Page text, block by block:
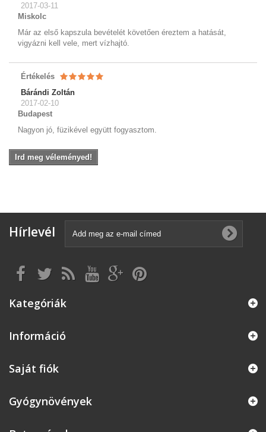
2017-03-11
Miskolc
Már az első kapszula bevételét követően éreztem a hatását,
vigyázni kell vele, mert vízhajtó.
Értékelés
Bárándi Zoltán
2017-02-10
Budapest
Nagyon jó, füzikével együtt fogyasztom.
Ird meg véleményed!
Hírlevél
Kategóriák
Információ
Saját fiók
Gyógynövények